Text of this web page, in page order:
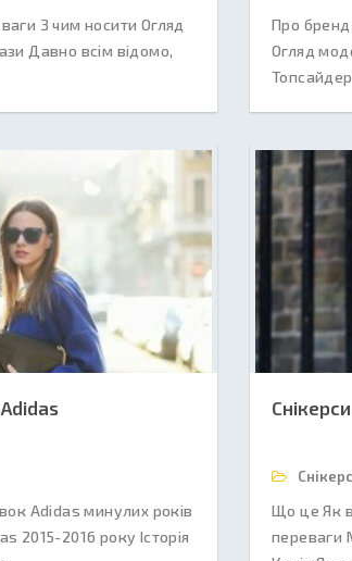
З чим носити Огляд
Давно всім відомо,
Про бренд
Огляд
Adidas минулих років
2015-2016 року Історія
Що це Як
переваги